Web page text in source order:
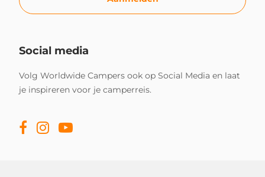
Social media
Volg Worldwide Campers ook op Social Media en laat
je inspireren voor je camperreis.